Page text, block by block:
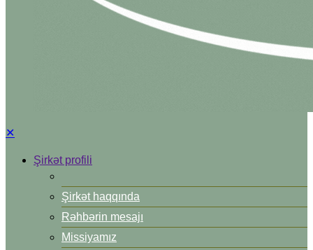
✕
Şirkət profili
Şirkət haqqında
Rəhbərin mesajı
Missiyamız